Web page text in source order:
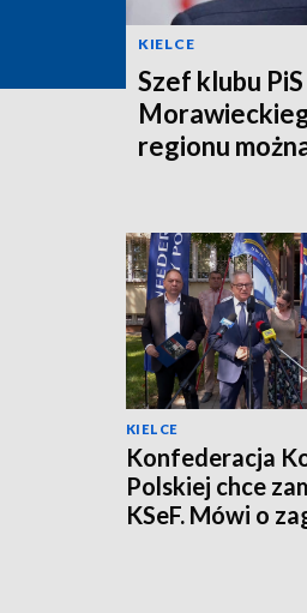
KIELCE
Szef klubu
regionu
KIELCE
Konfederacja
Polskiej chce
KSeF. Mówi o